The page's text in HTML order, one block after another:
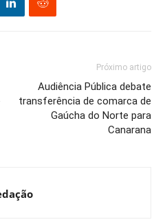
Próximo artigo
Audiência Pública debate
transferência de comarca de
Gaúcha do Norte para
Canarana